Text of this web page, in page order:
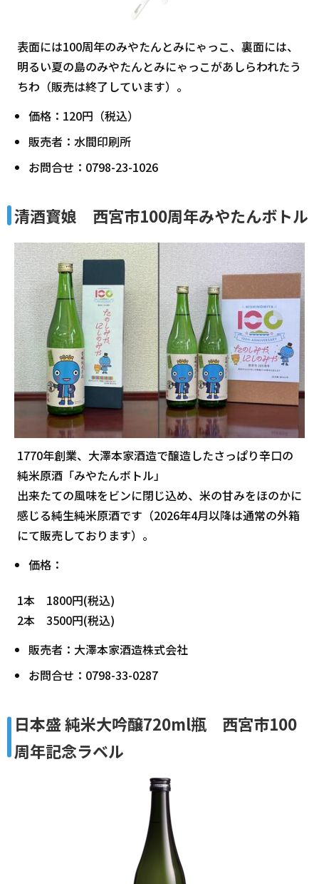
表面には100周年のみやたんとみにゃっこ、裏面には、
明るい夏の島のみやたんとみにゃっこがあしらわれたう
ちわ（販売は終了しています）。
価格：120円（税込）
販売者：水間印刷所
お問合せ：0798-23-1026
清酒寳娘 西宮市100周年みやたんボトル
1770年創業、大澤本家酒造で醸造したさっぱり辛口の
純米原酒「みやたんボトル」
出来たての風味をビンに閉じ込め、米の甘みをほのかに
感じる純生純米原酒です（2026年4月以降は通常の外箱
にて販売しております）。
価格：
1本 1800円(税込)
2本 3500円(税込)
販売者：大澤本家酒造株式会社
お問合せ：0798-33-0287
日本盛 純米大吟醸720ml瓶 西宮市100
周年記念ラベル